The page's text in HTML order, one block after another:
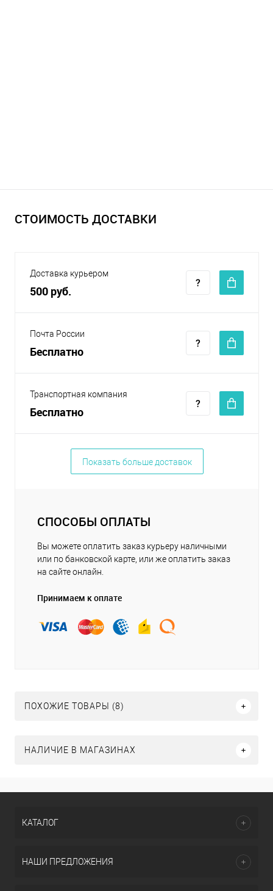
СТОИМОСТЬ ДОСТАВКИ
Доставка курьером
500 руб.
Почта России
Бесплатно
Транспортная компания
Бесплатно
Показать больше доставок
СПОСОБЫ ОПЛАТЫ
Вы можете оплатить заказ курьеру наличными
или по банковской карте, или же оплатить заказ
на сайте онлайн.
Принимаем к оплате
ПОХОЖИЕ ТОВАРЫ (8)
НАЛИЧИЕ В МАГАЗИНАХ
КАТАЛОГ
НАШИ ПРЕДЛОЖЕНИЯ